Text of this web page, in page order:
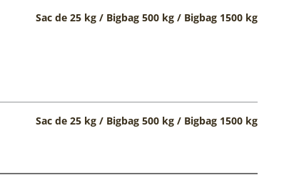
Sac de 25 kg / Bigbag 500 kg / Bigbag 1500 kg
Sac de 25 kg / Bigbag 500 kg / Bigbag 1500 kg